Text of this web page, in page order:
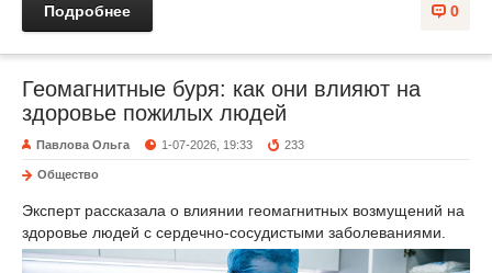
0
Подробнее
Геомагнитные буря: как они влияют на
здоровье пожилых людей
Павлова Ольга 1-07-2026, 19:33 233
Общество
Эксперт рассказала о влиянии геомагнитных возмущений на
здоровье людей с сердечно-сосудистыми заболеваниями.